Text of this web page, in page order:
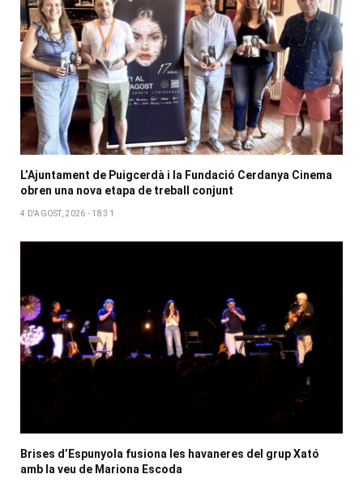
L’Ajuntament de Puigcerdà i la Fundació Cerdanya Cinema
obren una nova etapa de treball conjunt
4 D'AGOST, 2026 - 18:31
Brises d’Espunyola fusiona les havaneres del grup Xató
amb la veu de Mariona Escoda